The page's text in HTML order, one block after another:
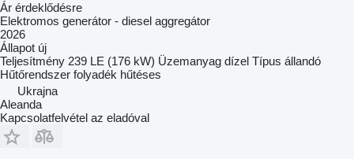
Ár érdeklődésre
Elektromos generátor - diesel aggregátor
2026
Állapot új
Teljesítmény 239 LE (176 kW) Üzemanyag dízel Típus állandó
Hűtőrendszer folyadék hűtéses
Ukrajna
Aleanda
Kapcsolatfelvétel az eladóval